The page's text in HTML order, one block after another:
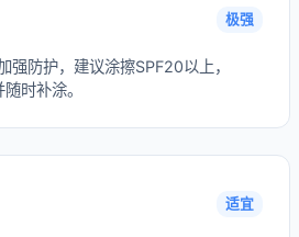
极强
强防护，建议涂擦SPF20以上，
时补涂。
适宜